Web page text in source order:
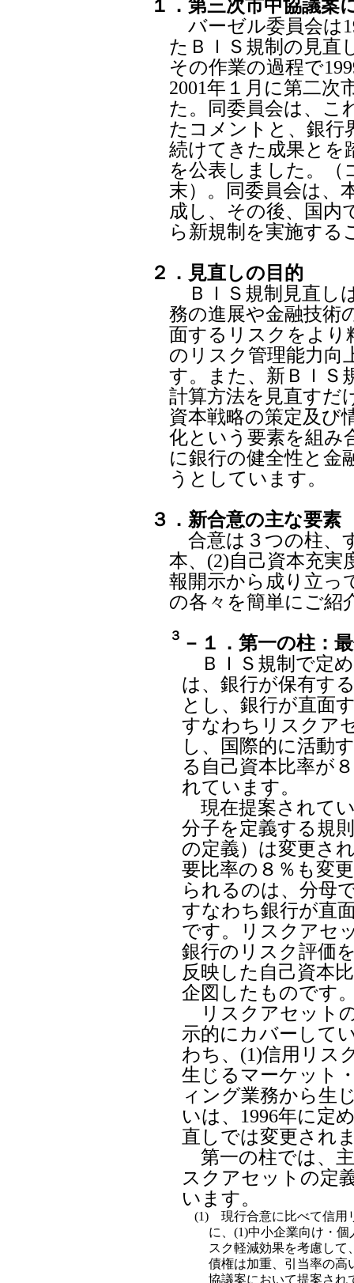
１ ．第三次市中協議案
バーゼル委員会は
たＢＩＳ規制の見直
その作業の過程で
2001年１月に第二次
た。同委員会は、こ
たコメントと、銀行
続けてきた成果とを
を公表しました。（
末）。同委員会は、
成し、その後、国内
ら新規制を実施する
２ ．見直しの目的
ＢＩＳ規制見直し
務の進展や金融技術
面するリスクをより
のリスク管理能力向
す。また、新ＢＩＳ
計算方法を見直すだ
資本戦略の策定及び
化という要素を組み
に銀行の健全性と金
うとしています。
３ ．新合意の主な要素
合意は３つの柱、
本、(2)自己資本充実
報開示から成り立っ
の各々を簡単にご紹
３ －１．第一の柱：
ＢＩＳ規制で定
は、銀行が保有す
とし、銀行が直面
すなわちリスクア
し、国際的に活動
る自己資本比率が
れています。
現在提案されて
分子を定義する規
の定義）は変更さ
要比率の８％も変
られるのは、分母
すなわち銀行が直
です。リスクアセ
銀行のリスク評価
反映した自己資本
企図したものです
リスクアセット
示的にカバーして
わち、(1)信用リス
生じるマーケット
ィング業務から生
いは、1996年に定
直しでは変更され
第一の柱では、
スクアセットの定
います。
(1) 現行合意に比べて信用
に、(1)中小企業向け・
スク軽減効果を考慮して
債権は加重、引当率の高
協議案において提案され